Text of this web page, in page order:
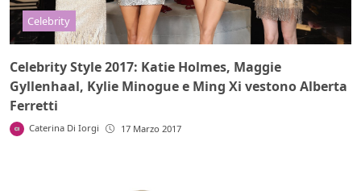
Celebrity
Celebrity Style 2017: Katie Holmes, Maggie
Gyllenhaal, Kylie Minogue e Ming Xi vestono Alberta
Ferretti
Caterina Di Iorgi 17 Marzo 2017